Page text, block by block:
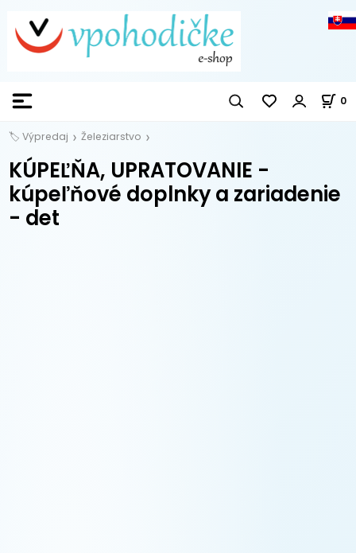
0
🏷️ Výpredaj Železiarstvo
KÚPEĽŇA, UPRATOVANIE -
kúpeľňové doplnky a zariadenie
- det